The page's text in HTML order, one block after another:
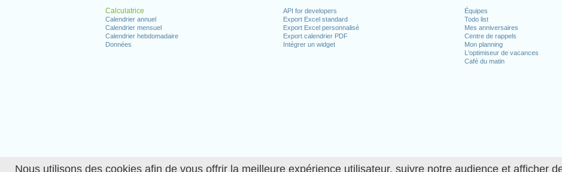
Nous utilisons des cookies afin de vous offrir la meilleure expérience utilisateur, suivre notre audience et afficher
Calculatrice
Calendrier annuel
Calendrier mensuel
Calendrier hebdomadaire
Données
API for developers
Export Excel standard
Export Excel personnalisé
Export calendrier PDF
Intégrer un widget
Équipes
Todo list
Mes anniversaires
Centre de rappels
Mon planning
L'optimiseur de vacances
Café du matin